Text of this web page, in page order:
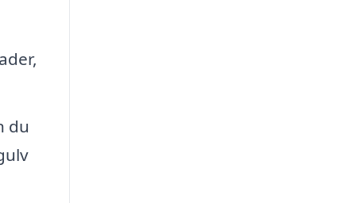
du